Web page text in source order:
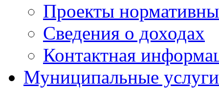
Проекты
Сведения о доходах
Контактная
Муниципальные услуги